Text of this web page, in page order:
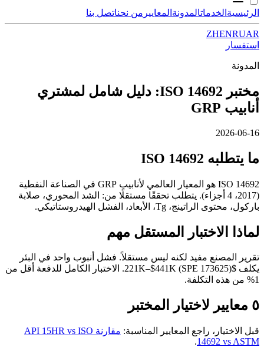
الرئيسية الخدماتالمدونة المعايير من نحناتصل بنا
ZHENRUAR
استفسار
المدونة
مختبر ISO 14692: دليل شامل لمشتري
أنابيب GRP
2026-06-16
ما يتطلبه ISO 14692
ISO 14692 هو المعيار العالمي لأنابيب GRP في الصناعة النفطية
(2017، 4 أجزاء). يتطلب تحققًا مستقلًا من: الشد المحوري، صلابة
باركول، محتوى الراتينج، Tg، الأبعاد، الفشل الهيدروستاتيكي.
لماذا الاختبار المستقل مهم
تقرير المصنع مفيد لكنه ليس مستقلاً. فشل أنبوب واحد في البئر
يكلف $221K–$441K (SPE 173625). الاختبار الكامل للدفعة أقل من
1% من هذه التكلفة.
٥ معايير لاختيار المختبر
قبل الاختيار، راجع المعايير المناسبة:
مقارنة API 15HR vs ISO
14692 vs ASTM
.